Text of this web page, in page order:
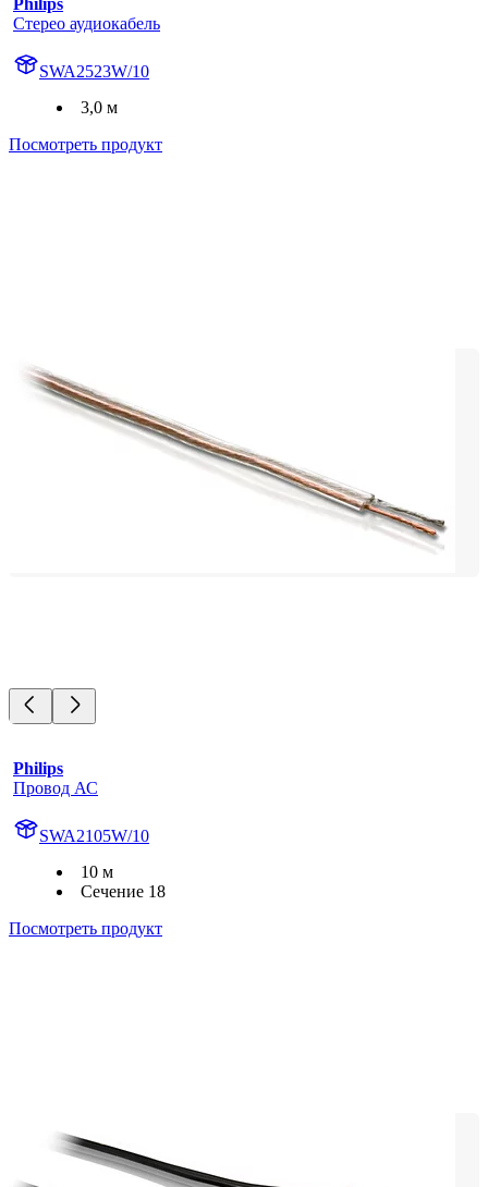
Philips
Стерео аудиокабель
SWA2523W/10
3,0 м
Посмотреть продукт
Philips
Провод АС
SWA2105W/10
10 м
Сечение 18
Посмотреть продукт